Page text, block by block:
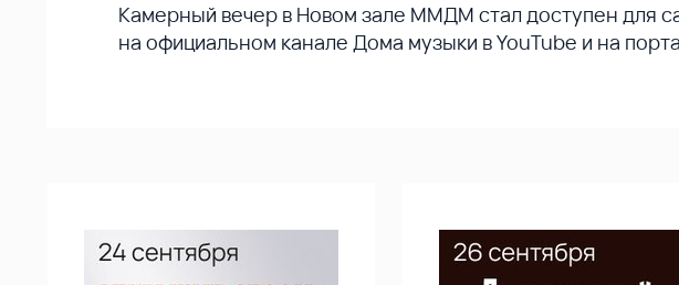
Камерный вечер в Новом зале ММДМ стал доступен для
на официальном канале Дома музыки в YouTube и на